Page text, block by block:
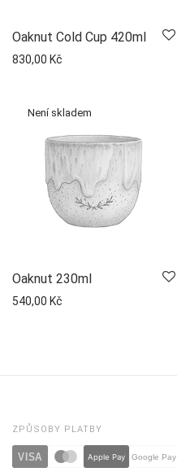
Oaknut Cold Cup 420ml
830,00 Kč
Oaknut 230ml
540,00 Kč
ZPŮSOBY PLATBY
VISA Apple Pay Google Pay